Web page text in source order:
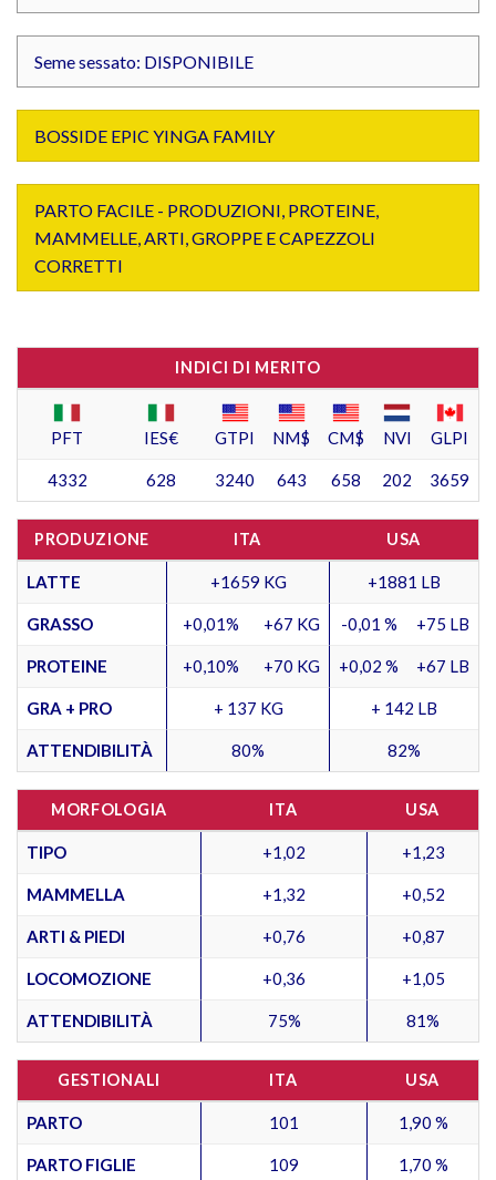
Seme sessato: DISPONIBILE
BOSSIDE EPIC YINGA FAMILY
PARTO FACILE - PRODUZIONI, PROTEINE,
MAMMELLE, ARTI, GROPPE E CAPEZZOLI
CORRETTI
INDICI DI MERITO
PFT IES€ GTPI NM$ CM$ NVI GLPI
4332 628 3240 643 658 202 3659
PRODUZIONE ITA USA
LATTE +1659 KG +1881 LB
GRASSO +0,01% +67 KG -0,01 % +75 LB
PROTEINE +0,10% +70 KG +0,02 % +67 LB
GRA + PRO + 137 KG + 142 LB
ATTENDIBILITÀ 80% 82%
MORFOLOGIA ITA USA
TIPO +1,02 +1,23
MAMMELLA +1,32 +0,52
ARTI & PIEDI +0,76 +0,87
LOCOMOZIONE +0,36 +1,05
ATTENDIBILITÀ 75% 81%
GESTIONALI ITA USA
PARTO 101 1,90 %
PARTO FIGLIE 109 1,70 %